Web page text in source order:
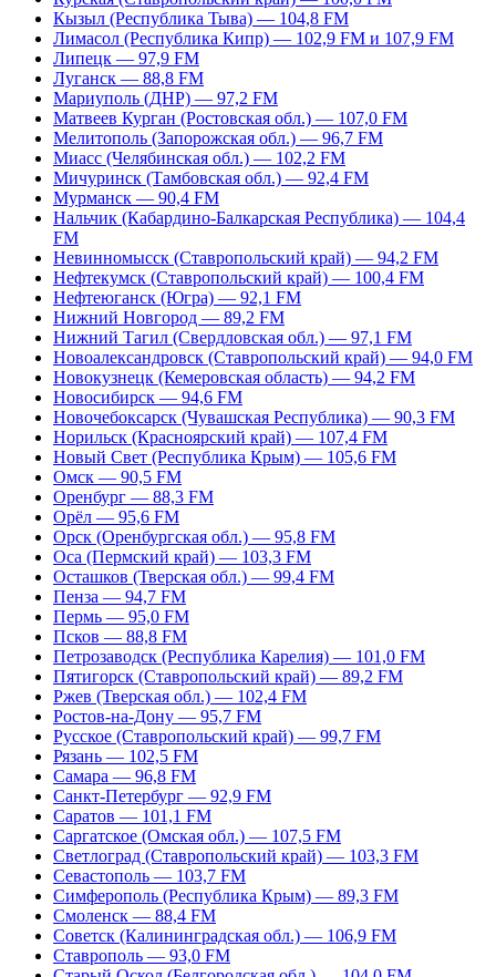
Кызыл (Республика Тыва) — 104,8 FM
Лимасол (Республика Кипр) — 102,9 FM и 107,9 FM
Липецк — 97,9 FM
Луганск — 88,8 FM
Мариуполь (ДНР) — 97,2 FM
Матвеев Курган (Ростовская обл.) — 107,0 FM
Мелитополь (Запорожская обл.) — 96,7 FM
Миасс (Челябинская обл.) — 102,2 FM
Мичуринск (Тамбовская обл.) — 92,4 FM
Мурманск — 90,4 FM
Нальчик (Кабардино-Балкарская Республика) — 104,4
FM
Невинномысск (Ставропольский край) — 94,2 FM
Нефтекумск (Ставропольский край) — 100,4 FM
Нефтеюганск (Югра) — 92,1 FM
Нижний Новгород — 89,2 FM
Нижний Тагил (Свердловская обл.) — 97,1 FM
Новоалександровск (Ставропольский край) — 94,0 FM
Новокузнецк (Кемеровская область) — 94,2 FM
Новосибирск — 94,6 FM
Новочебоксарск (Чувашская Республика) — 90,3 FM
Норильск (Красноярский край) — 107,4 FM
Новый Свет (Республика Крым) — 105,6 FM
Омск — 90,5 FM
Оренбург — 88,3 FM
Орёл — 95,6 FM
Орск (Оренбургская обл.) — 95,8 FM
Оса (Пермский край) — 103,3 FM
Осташков (Тверская обл.) — 99,4 FM
Пенза — 94,7 FM
Пермь — 95,0 FM
Псков — 88,8 FM
Петрозаводск (Республика Карелия) — 101,0 FM
Пятигорск (Ставропольский край) — 89,2 FM
Ржев (Тверская обл.) — 102,4 FM
Ростов-на-Дону — 95,7 FM
Русское (Ставропольский край) — 99,7 FM
Рязань — 102,5 FM
Самара — 96,8 FM
Санкт-Петербург — 92,9 FM
Саратов — 101,1 FM
Саргатское (Омская обл.) — 107,5 FM
Светлоград (Ставропольский край) — 103,3 FM
Севастополь — 103,7 FM
Симферополь (Республика Крым) — 89,3 FM
Смоленск — 88,4 FM
Советск (Калининградская обл.) — 106,9 FM
Ставрополь — 93,0 FM